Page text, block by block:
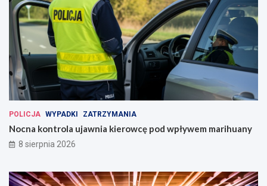
POLICJA WYPADKI ZATRZYMANIA
Nocna kontrola ujawnia kierowcę pod wpływem marihuany
8 sierpnia 2026